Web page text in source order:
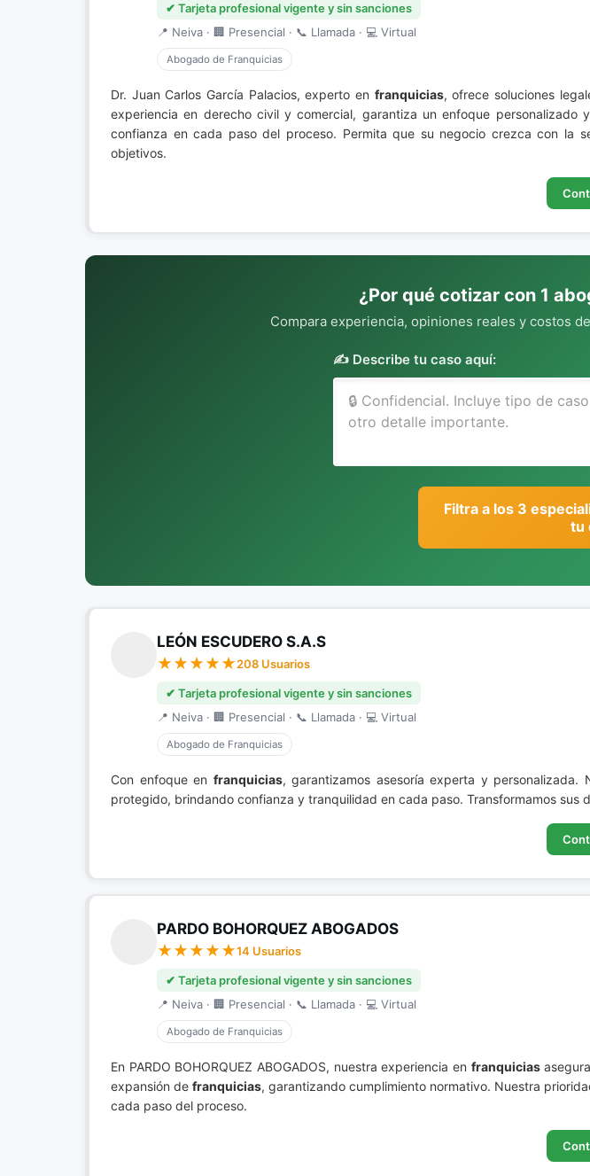
✔ Tarjeta profesional vigente y sin sanciones
📍 Neiva · 🏢 Presencial · 📞 Llamada · 💻 Virtual
Abogado de Franquicias
Dr. Juan Carlos García Palacios, experto en franquicias, ofrece soluciones
experiencia en derecho civil y comercial, garantiza un enfoque
confianza en cada paso del proceso. Permita que su negocio crezca con la
objetivos.
¿Por qué cotizar con 1
Compara experiencia, opiniones reales y costos
✍️ Describe tu caso aquí:
Filtra a los 3
tu
LEÓN ESCUDERO S.A.S
208 Usuarios
✔ Tarjeta profesional vigente y sin sanciones
📍 Neiva · 🏢 Presencial · 📞 Llamada · 💻 Virtual
Abogado de Franquicias
Con enfoque en franquicias, garantizamos asesoría experta y
protegido, brindando confianza y tranquilidad en cada paso. Transformamos
PARDO BOHORQUEZ ABOGADOS
14 Usuarios
✔ Tarjeta profesional vigente y sin sanciones
📍 Neiva · 🏢 Presencial · 📞 Llamada · 💻 Virtual
Abogado de Franquicias
En PARDO BOHORQUEZ ABOGADOS, nuestra experiencia en franquicias
expansión de franquicias, garantizando cumplimiento normativo. Nuestra
cada paso del proceso.